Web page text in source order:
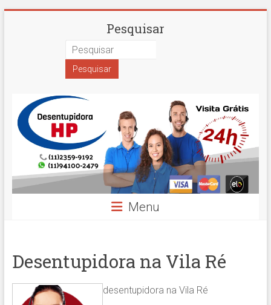
Desentupidora
Paulo
Hidro
Prime
Pesquisar
Menu
Desentupidora na Vila Ré
desentupidora na Vila Ré